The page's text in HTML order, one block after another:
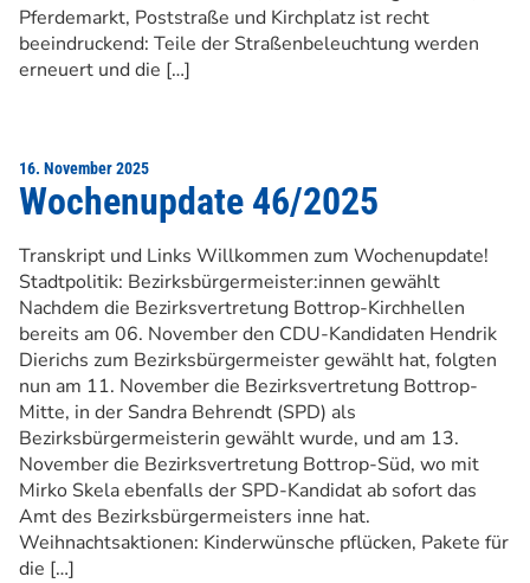
Pferdemarkt, Poststraße und Kirchplatz ist recht
beeindruckend: Teile der Straßenbeleuchtung werden
erneuert und die […]
16. November 2025
Wochenupdate 46/2025
Transkript und Links Willkommen zum Wochenupdate!
Stadtpolitik: Bezirksbürgermeister:innen gewählt
Nachdem die Bezirksvertretung Bottrop-Kirchhellen
bereits am 06. November den CDU-Kandidaten Hendrik
Dierichs zum Bezirksbürgermeister gewählt hat, folgten
nun am 11. November die Bezirksvertretung Bottrop-
Mitte, in der Sandra Behrendt (SPD) als
Bezirksbürgermeisterin gewählt wurde, und am 13.
November die Bezirksvertretung Bottrop-Süd, wo mit
Mirko Skela ebenfalls der SPD-Kandidat ab sofort das
Amt des Bezirksbürgermeisters inne hat.
Weihnachtsaktionen: Kinderwünsche pflücken, Pakete für
die […]